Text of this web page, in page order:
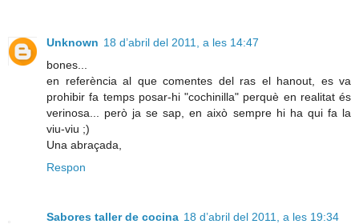
Unknown 18 d’abril del 2011, a les 14:47
bones...
en referència al que comentes del ras el hanout, es va
prohibir fa temps posar-hi "cochinilla" perquè en realitat és
verinosa... però ja se sap, en això sempre hi ha qui fa la
viu-viu ;)
Una abraçada,
Respon
Sabores taller de cocina 18 d’abril del 2011, a les 19:34